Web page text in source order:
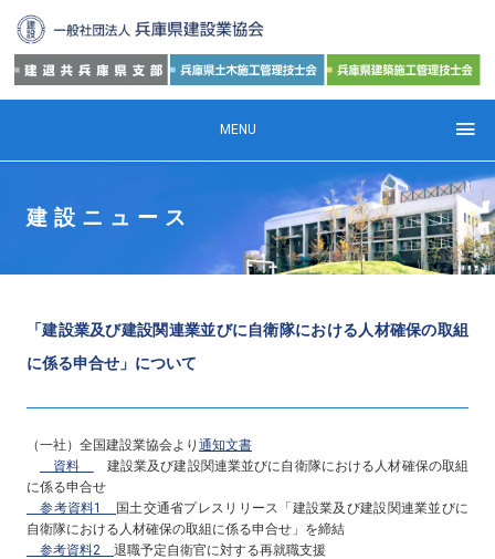
MENU
建設ニュース
「建設業及び建設関連業並びに自衛隊における人材確保の取組
に係る申合せ」について
（一社）全国建設業協会より 通知文書
資料
建設業及び建設関連業並びに自衛隊における人材確保の取組
に係る申合せ
参考資料1 国土交通省プレスリリース「建設業及び建設関連業並びに
自衛隊における人材確保の取組に係る申合せ」を締結
参考資料2 退職予定自衛官に対する再就職支援